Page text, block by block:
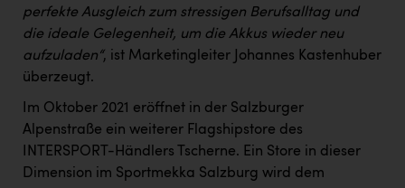
perfekte Ausgleich zum stressigen Berufsalltag und
die ideale Gelegenheit, um die Akkus wieder neu
aufzuladen“, ist Marketingleiter Johannes Kastenhuber
überzeugt.
Im Oktober 2021 eröffnet in der Salzburger
Alpenstraße ein weiterer Flagshipstore des
INTERSPORT-Händlers Tscherne. Ein Store in dieser
Dimension im Sportmekka Salzburg wird dem